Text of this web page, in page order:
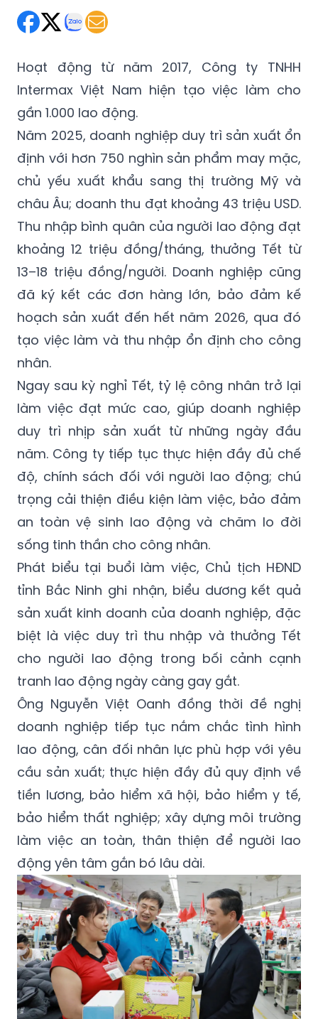
Hoạt động từ năm 2017, Công ty TNHH
Intermax Việt Nam hiện tạo việc làm cho
gần 1.000 lao động.
Năm 2025, doanh nghiệp duy trì sản xuất ổn
định với hơn 750 nghìn sản phẩm may mặc,
chủ yếu xuất khẩu sang thị trường Mỹ và
châu Âu; doanh thu đạt khoảng 43 triệu USD.
Thu nhập bình quân của người lao động đạt
khoảng 12 triệu đồng/tháng, thưởng Tết từ
13–18 triệu đồng/người. Doanh nghiệp cũng
đã ký kết các đơn hàng lớn, bảo đảm kế
hoạch sản xuất đến hết năm 2026, qua đó
tạo việc làm và thu nhập ổn định cho công
nhân.
Ngay sau kỳ nghỉ Tết, tỷ lệ công nhân trở lại
làm việc đạt mức cao, giúp doanh nghiệp
duy trì nhịp sản xuất từ những ngày đầu
năm. Công ty tiếp tục thực hiện đầy đủ chế
độ, chính sách đối với người lao động; chú
trọng cải thiện điều kiện làm việc, bảo đảm
an toàn vệ sinh lao động và chăm lo đời
sống tinh thần cho công nhân.
Phát biểu tại buổi làm việc, Chủ tịch HĐND
tỉnh Bắc Ninh ghi nhận, biểu dương kết quả
sản xuất kinh doanh của doanh nghiệp, đặc
biệt là việc duy trì thu nhập và thưởng Tết
cho người lao động trong bối cảnh cạnh
tranh lao động ngày càng gay gắt.
Ông Nguyễn Việt Oanh đồng thời đề nghị
doanh nghiệp tiếp tục nắm chắc tình hình
lao động, cân đối nhân lực phù hợp với yêu
cầu sản xuất; thực hiện đầy đủ quy định về
tiền lương, bảo hiểm xã hội, bảo hiểm y tế,
bảo hiểm thất nghiệp; xây dựng môi trường
làm việc an toàn, thân thiện để người lao
động yên tâm gắn bó lâu dài.